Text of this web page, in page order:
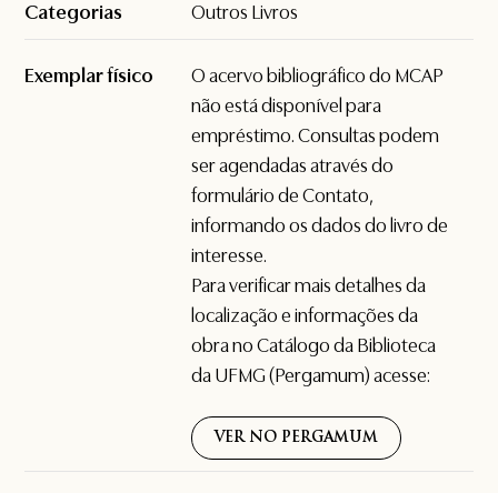
Categorias Outros Livros
Exemplar físico
O acervo bibliográfico do MCAP
não está disponível para
empréstimo. Consultas podem
ser agendadas através do
formulário deContato,
informando os dados do livro de
interesse.
Para verificar mais detalhes da
localização e informações da
obra no Catálogo da Biblioteca
da UFMG (Pergamum) acesse:
VER NO PERGAMUM